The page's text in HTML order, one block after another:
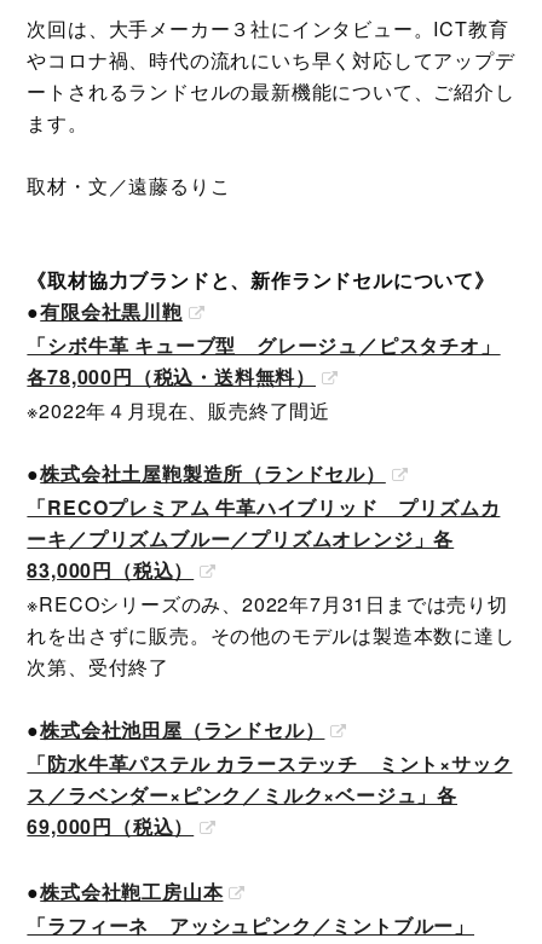
次回は、大手メーカー３社にインタビュー。ICT教育
やコロナ禍、時代の流れにいち早く対応してアップデ
ートされるランドセルの最新機能について、ご紹介し
ます。
取材・文／遠藤るりこ
《取材協力ブランドと、新作ランドセルについて》
●有限会社黒川鞄
「シボ牛革 キューブ型 グレージュ／ピスタチオ」
各78,000円（税込・送料無料）
※2022年４月現在、販売終了間近
●株式会社土屋鞄製造所（ランドセル）
「RECOプレミアム 牛革ハイブリッド プリズムカ
ーキ／プリズムブルー／プリズムオレンジ」各
83,000円（税込）
※RECOシリーズのみ、2022年7月31日までは売り切
れを出さずに販売。その他のモデルは製造本数に達し
次第、受付終了
●株式会社池田屋（ランドセル）
「防水牛革パステル カラーステッチ ミント×サック
ス／ラベンダー×ピンク／ミルク×ベージュ」各
69,000円（税込）
●株式会社鞄工房山本
「ラフィーネ アッシュピンク／ミントブルー」